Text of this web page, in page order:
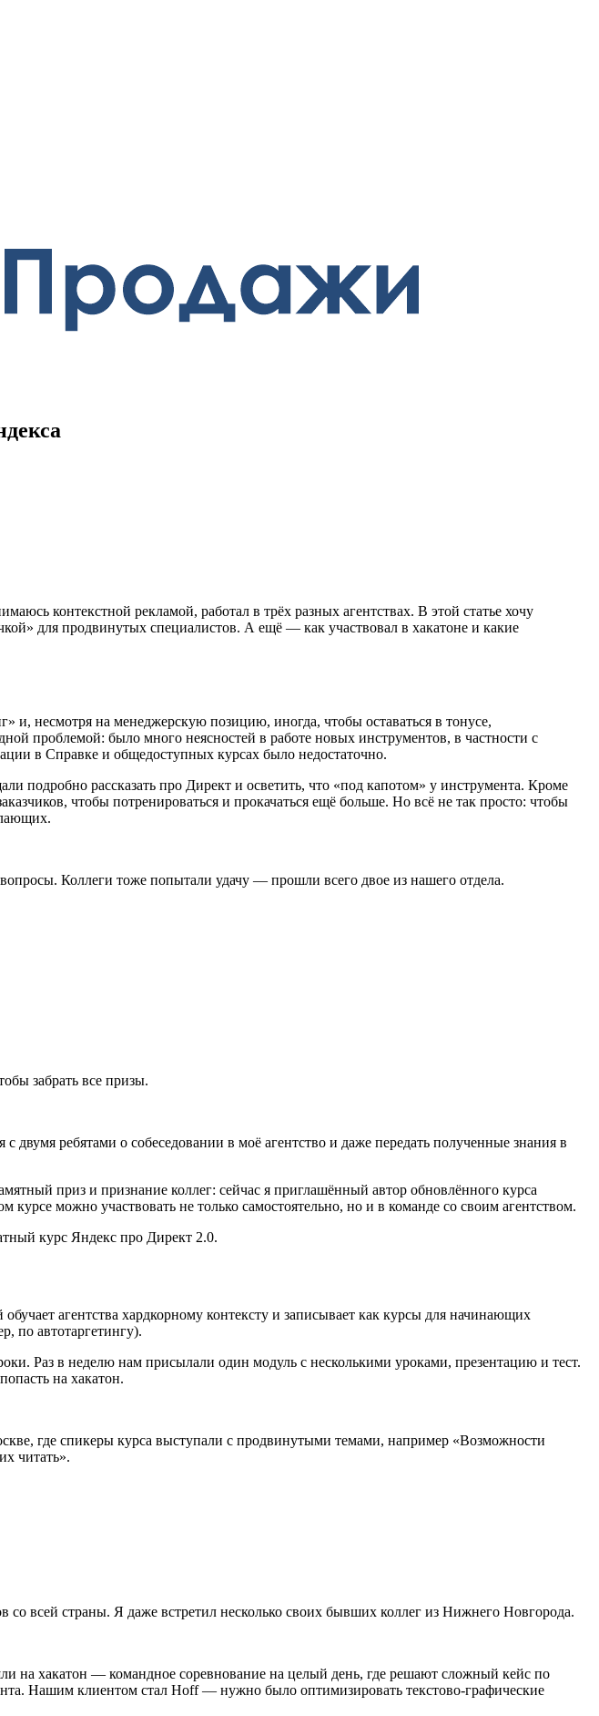
контекстной рекламой, работал в трёх разных агентствах. В этой статье хочу
для продвинутых специалистов. А ещё — как участвовал в хакатоне и какие
и, несмотря на менеджерскую позицию, иногда, чтобы оставаться в тонусе,
проблемой: было много неясностей в работе новых инструментов, в частности с
в Справке и общедоступных курсах было недостаточно.
подробно рассказать про Директ и осветить, что «под капотом» у инструмента. Кроме
чтобы потренироваться и прокачаться ещё больше. Но всё не так просто: чтобы
Коллеги тоже попытали удачу — прошли всего двое из нашего отдела.
забрать все призы.
двумя ребятами о собеседовании в моё агентство и даже передать полученные знания в
приз и признание коллег: сейчас я приглашённый автор обновлённого курса
можно участвовать не только самостоятельно, но и в команде со своим агентством.
курс Яндекс про Директ 2.0.
агентства хардкорному контексту и записывает как курсы для начинающих
по автотаргетингу).
Раз в неделю нам присылали один модуль с несколькими уроками, презентацию и тест.
на хакатон.
где спикеры курса выступали с продвинутыми темами, например «Возможности
читать».
всей страны. Я даже встретил несколько своих бывших коллег из Нижнего Новгорода.
на хакатон — командное соревнование на целый день, где решают сложный кейс по
Нашим клиентом стал Hoff — нужно было оптимизировать текстово-графические